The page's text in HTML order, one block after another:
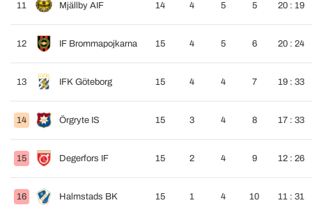
11 Mjällby AIF 14 4 5 5 20 : 19
12 IF Brommapojkarna 15 4 5 6 20 : 24
13 IFK Göteborg 15 4 4 7 19 : 33
14 Örgryte IS 15 3 4 8 17 : 33
15 Degerfors IF 15 2 4 9 12 : 26
16 Halmstads BK 15 1 4 10 11 : 31